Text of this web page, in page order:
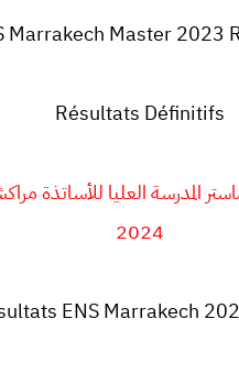
Marrakech Master 2023
Résultats Définitifs
2024
ENS Marrakech